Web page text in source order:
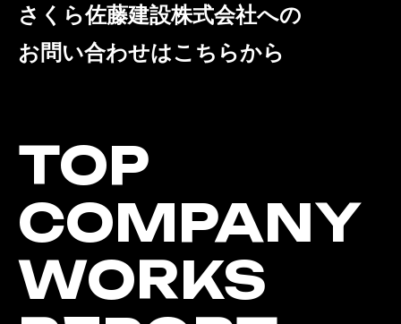
さくら佐藤建設株式会社への
お問い合わせはこちらから
TOP
COMPANY
WORKS